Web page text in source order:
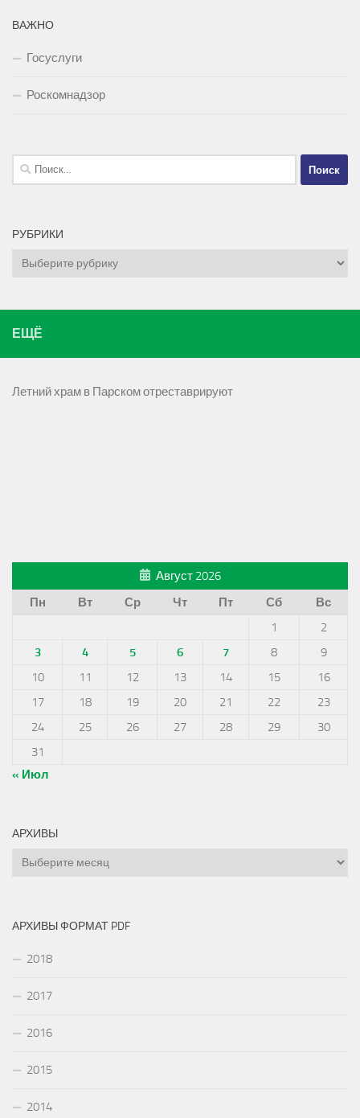
ВАЖНО
Госуслуги
Роскомнадзор
Найти:
РУБРИКИ
Рубрики
ЕЩЁ
Летний храм в Парском отреставрируют
Август 2026
Пн
Вт Ср Чт Пт Сб
Вс
1
2
3
4 5 6 7 8
9
10
11 12 13 14 15
16
17
18 19 20 21 22
23
24
25 26 27 28 29
30
31
« Июл
АРХИВЫ
Архивы
АРХИВЫ ФОРМАТ PDF
2018
2017
2016
2015
2014